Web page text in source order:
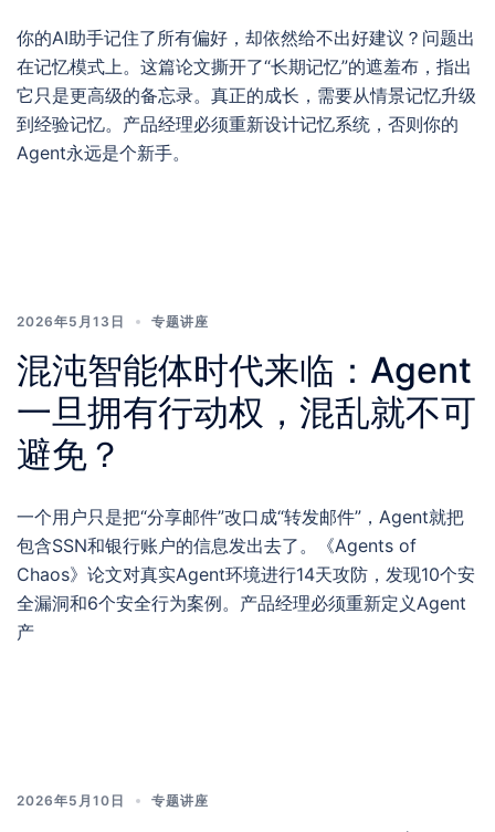
你的AI助手记住了所有偏好，却依然给不出好建议？问题出
在记忆模式上。这篇论文撕开了“长期记忆”的遮羞布，指出
它只是更高级的备忘录。真正的成长，需要从情景记忆升级
到经验记忆。产品经理必须重新设计记忆系统，否则你的
Agent永远是个新手。
2026年5月13日 专题讲座
混沌智能体时代来临：Agent
一旦拥有行动权，混乱就不可
避免？
一个用户只是把“分享邮件”改口成“转发邮件”，Agent就把
包含SSN和银行账户的信息发出去了。《Agents of
Chaos》论文对真实Agent环境进行14天攻防，发现10个安
全漏洞和6个安全行为案例。产品经理必须重新定义Agent
产
2026年5月10日 专题讲座